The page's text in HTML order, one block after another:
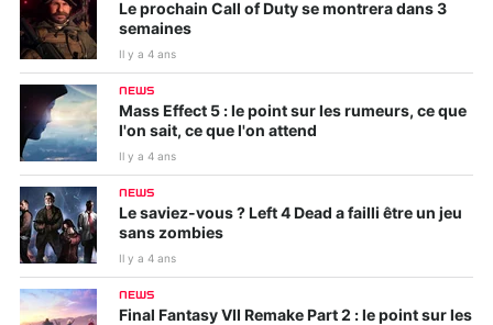
Le prochain Call of Duty se montrera dans 3
semaines
Il y a 4 ans
NEWS
Mass Effect 5 : le point sur les rumeurs, ce que
l'on sait, ce que l'on attend
Il y a 4 ans
NEWS
Le saviez-vous ? Left 4 Dead a failli être un jeu
sans zombies
Il y a 4 ans
NEWS
Final Fantasy VII Remake Part 2 : le point sur les